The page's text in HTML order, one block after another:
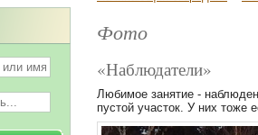
Фото
«Наблюдатели»
Любимое занятие -
пустой участок. У них тоже